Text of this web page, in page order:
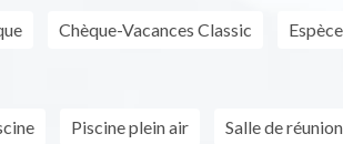
Chèque-Vacances Classic
Piscine plein air Salle de réunion